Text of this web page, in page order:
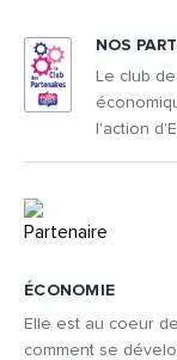
ÉCONOMIE
Elle est au coeur
comment se
NOS
Le club
l'action